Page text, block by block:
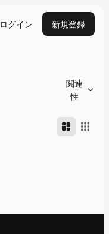
ログイン 新規登録
関連
性